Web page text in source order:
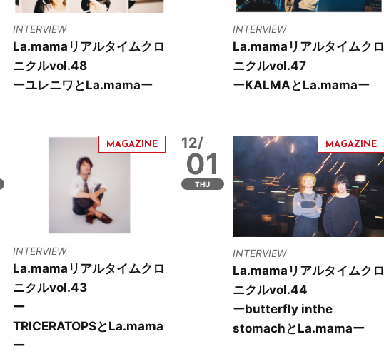
INTERVIEW
La.mamaリアルタイムクロ
ニクルvol.48
ーユレニワとLa.mamaー
INTERVIEW
La.mamaリアルタイムクロ
ニクルvol.47
ーKALMAとLa.mamaー
INTERVIEW
La.mamaリアルタイムクロ
ニクルvol.43
ー​​
TRICERATOPSとLa.mama
ー
12/
01
THU
INTERVIEW
La.mamaリアルタイムクロ
ニクルvol.44
ーbutterfly inthe
stomachとLa.mamaー